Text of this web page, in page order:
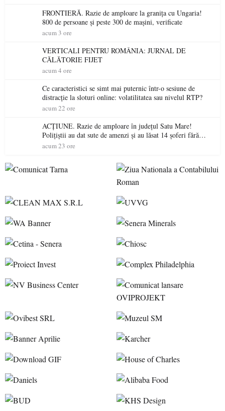
FRONTIERĂ. Razie de amploare la granița cu Ungaria!
800 de persoane și peste 300 de mașini, verificate
acum 3 ore
VERTICALI PENTRU ROMÂNIA: JURNAL DE
CĂLĂTORIE FIJET
acum 4 ore
Ce caracteristici se simt mai puternic într-o sesiune de
distracție la sloturi online: volatilitatea sau nivelul RTP?
acum 22 ore
ACȚIUNE. Razie de amploare în județul Satu Mare!
Polițiștii au dat sute de amenzi și au lăsat 14 șoferi fără
permis într-o singură zi
acum 23 ore